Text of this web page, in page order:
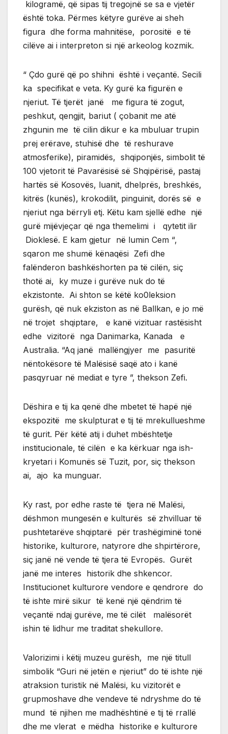
kilogramë, që sipas tij tregojnë se sa e vjetër
është toka. Përmes këtyre gurëve ai sheh
figura dhe forma mahnitëse, porositë e të
cilëve ai i interpreton si një arkeolog kozmik.
“ Çdo gurë që po shihni është i veçantë. Secili
ka specifikat e veta. Ky gurë ka figurën e
njeriut. Të tjerët janë me figura të zogut,
peshkut, qengjit, bariut ( çobanit me atë
zhgunin me të cilin dikur e ka mbuluar trupin
prej erërave, stuhisë dhe të reshurave
atmosferike), piramidës, shqiponjës, simbolit të
100 vjetorit të Pavarësisë së Shqipërisë, pastaj
hartës së Kosovës, luanit, dhelprës, breshkës,
kitrës (kunës), krokodilit, pinguinit, dorës së e
njeriut nga bërryli etj. Këtu kam sjellë edhe një
gurë mijëvjeçar që nga themelimi i qytetit ilir
Dioklesë. E kam gjetur në lumin Cem “,
sqaron me shumë kënaqësi Zefi dhe
falënderon bashkëshorten pa të cilën, siç
thotë ai, ky muze i gurëve nuk do të
ekzistonte. Ai shton se këtë ko0leksion
gurësh, që nuk ekziston as në Ballkan, e jo më
në trojet shqiptare, e kanë vizituar rastësisht
edhe vizitorë nga Danimarka, Kanada e
Australia. “Aq janë mallëngjyer me pasuritë
nëntokësore të Malësisë saqë ato i kanë
pasqyruar në mediat e tyre ”, thekson Zefi.
Dëshira e tij ka qenë dhe mbetet të hapë një
ekspozitë me skulpturat e tij të mrekullueshme
të gurit. Për këtë atij i duhet mbështetje
institucionale, të cilën e ka kërkuar nga ish-
kryetari i Komunës së Tuzit, por, siç thekson
ai, ajo ka munguar.
Ky rast, por edhe raste të tjera në Malësi,
dëshmon mungesën e kulturës së zhvilluar të
pushtetarëve shqiptarë për trashëgiminë tonë
historike, kulturore, natyrore dhe shpirtërore,
siç janë në vende të tjera të Evropës. Gurët
janë me interes historik dhe shkencor.
Institucionet kulturore vendore e qendrore do
të ishte mirë sikur të kenë një qëndrim të
veçantë ndaj gurëve, me të cilët malësorët
ishin të lidhur me traditat shekullore.
Valorizimi i këtij muzeu gurësh, me një titull
simbolik “Guri në jetën e njeriut” do të ishte një
atraksion turistik në Malësi, ku vizitorët e
grupmoshave dhe vendeve të ndryshme do të
mund të njihen me madhështinë e tij të rrallë
dhe me vlerat e mëdha historike e kulturore